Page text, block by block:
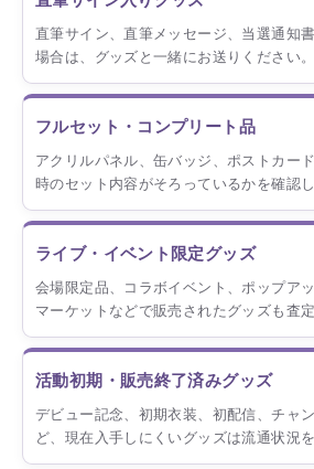
直筆サイン、直筆メッセージ、当選通知
場合は、グッズと一緒にお送りください。
フルセット・コンプリート品
アクリルパネル、缶バッジ、ポストカー
時のセット内容がそろっているかを確認し
ライブ・イベント限定グッズ
会場限定品、コラボイベント、ポップア
マーケットなどで販売されたグッズも査定
活動初期・販売終了済みグッズ
デビュー記念、初期衣装、初配信、チャ
ど、現在入手しにくいグッズは流通状況